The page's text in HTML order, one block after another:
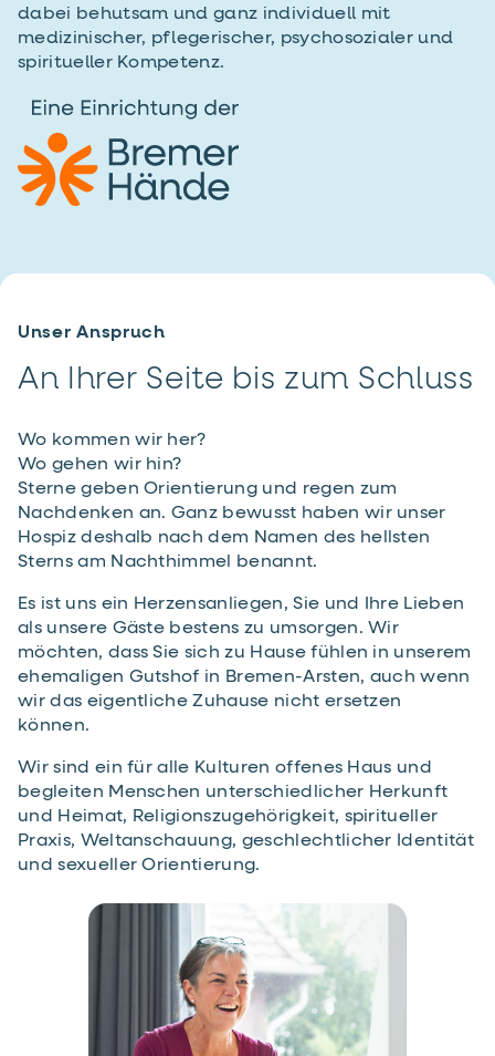
dabei behutsam und ganz individuell mit
medizinischer, pflegerischer, psychosozialer und
spiritueller Kompetenz.
Unser Anspruch
An Ihrer Seite bis zum Schluss
Wo kommen wir her?
Wo gehen wir hin?
Sterne geben Orientierung und regen zum
Nachdenken an. Ganz bewusst haben wir unser
Hospiz deshalb nach dem Namen des hellsten
Sterns am Nachthimmel benannt.
Es ist uns ein Herzensanliegen, Sie und Ihre Lieben
als unsere Gäste bestens zu umsorgen. Wir
möchten, dass Sie sich zu Hause fühlen in unserem
ehemaligen Gutshof in Bremen-Arsten, auch wenn
wir das eigentliche Zuhause nicht ersetzen
können.
Wir sind ein für alle Kulturen offenes Haus und
begleiten Menschen unterschiedlicher Herkunft
und Heimat, Religionszugehörigkeit, spiritueller
Praxis, Weltanschauung, geschlechtlicher Identität
und sexueller Orientierung.